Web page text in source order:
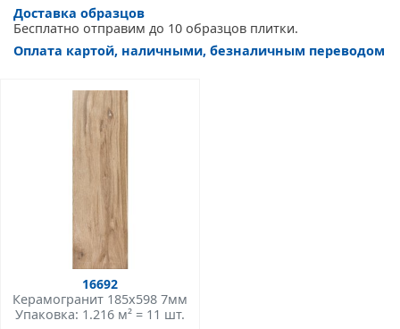
Доставка образцов
Бесплатно отправим до 10 образцов плитки.
Оплата картой, наличными, безналичным переводом
16692
Керамогранит 185x598 7мм
Упаковка: 1.216 м² = 11 шт.